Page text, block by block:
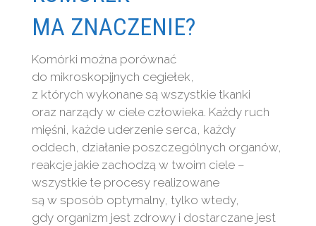
MA ZNACZENIE?
Komórki można porównać
do mikroskopijnych cegiełek,
z których wykonane są wszystkie tkanki
oraz narządy w ciele człowieka. Każdy ruch
mięśni, każde uderzenie serca, każdy
oddech, działanie poszczególnych organów,
reakcje jakie zachodzą w twoim ciele –
wszystkie te procesy realizowane
są w sposób optymalny, tylko wtedy,
gdy organizm jest zdrowy i dostarczane jest